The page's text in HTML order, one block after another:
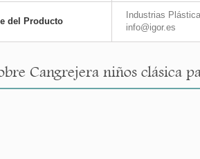
del Producto
Industrias
info@igor.es
Cangrejera niños clásica